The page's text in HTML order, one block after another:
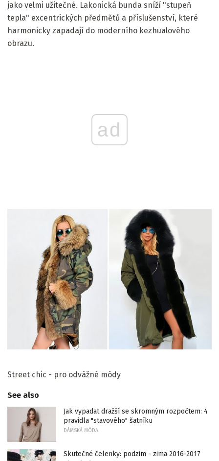
jako velmi užitečné. Lakonická bunda sníží "stupeň
tepla" excentrických předmětů a příslušenství, které
harmonicky zapadají do moderního kezhualového
obrazu.
ad
Street chic - pro odvážné módy
See also
Jak vypadat dražší se skromným rozpočtem: 4
pravidla "stavového" šatníku
DÁMSKÁ MÓDA
Skutečné čelenky: podzim - zima 2016-2017